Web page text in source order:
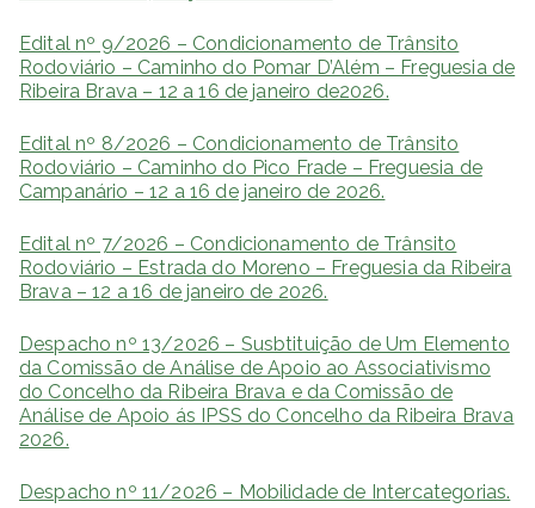
Edital nº 9/2026 – Condicionamento de Trânsito
Rodoviário – Caminho do Pomar D’Além – Freguesia de
Ribeira Brava – 12 a 16 de janeiro de2026.
Edital nº 8/2026 – Condicionamento de Trânsito
Rodoviário – Caminho do Pico Frade – Freguesia de
Campanário – 12 a 16 de janeiro de 2026.
Edital nº 7/2026 – Condicionamento de Trânsito
Rodoviário – Estrada do Moreno – Freguesia da Ribeira
Brava – 12 a 16 de janeiro de 2026.
Despacho nº 13/2026 – Susbtituição de Um Elemento
da Comissão de Análise de Apoio ao Associativismo
do Concelho da Ribeira Brava e da Comissão de
Análise de Apoio ás IPSS do Concelho da Ribeira Brava
2026.
Despacho nº 11/2026 – Mobilidade de Intercategorias.